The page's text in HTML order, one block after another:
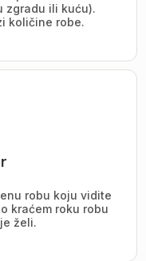
zgradu ili kuću).
količine robe.
robu koju vidite
kraćem roku robu
želi.